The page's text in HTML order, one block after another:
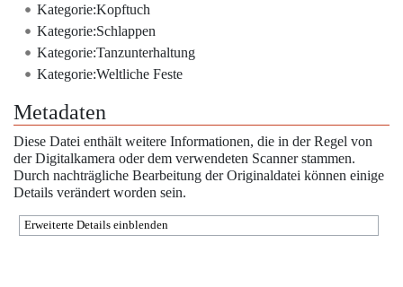
Kategorie:Kopftuch
Kategorie:Schlappen
Kategorie:Tanzunterhaltung
Kategorie:Weltliche Feste
Metadaten
Diese Datei enthält weitere Informationen, die in der Regel von
der Digitalkamera oder dem verwendeten Scanner stammen.
Durch nachträgliche Bearbeitung der Originaldatei können einige
Details verändert worden sein.
Erweiterte Details einblenden